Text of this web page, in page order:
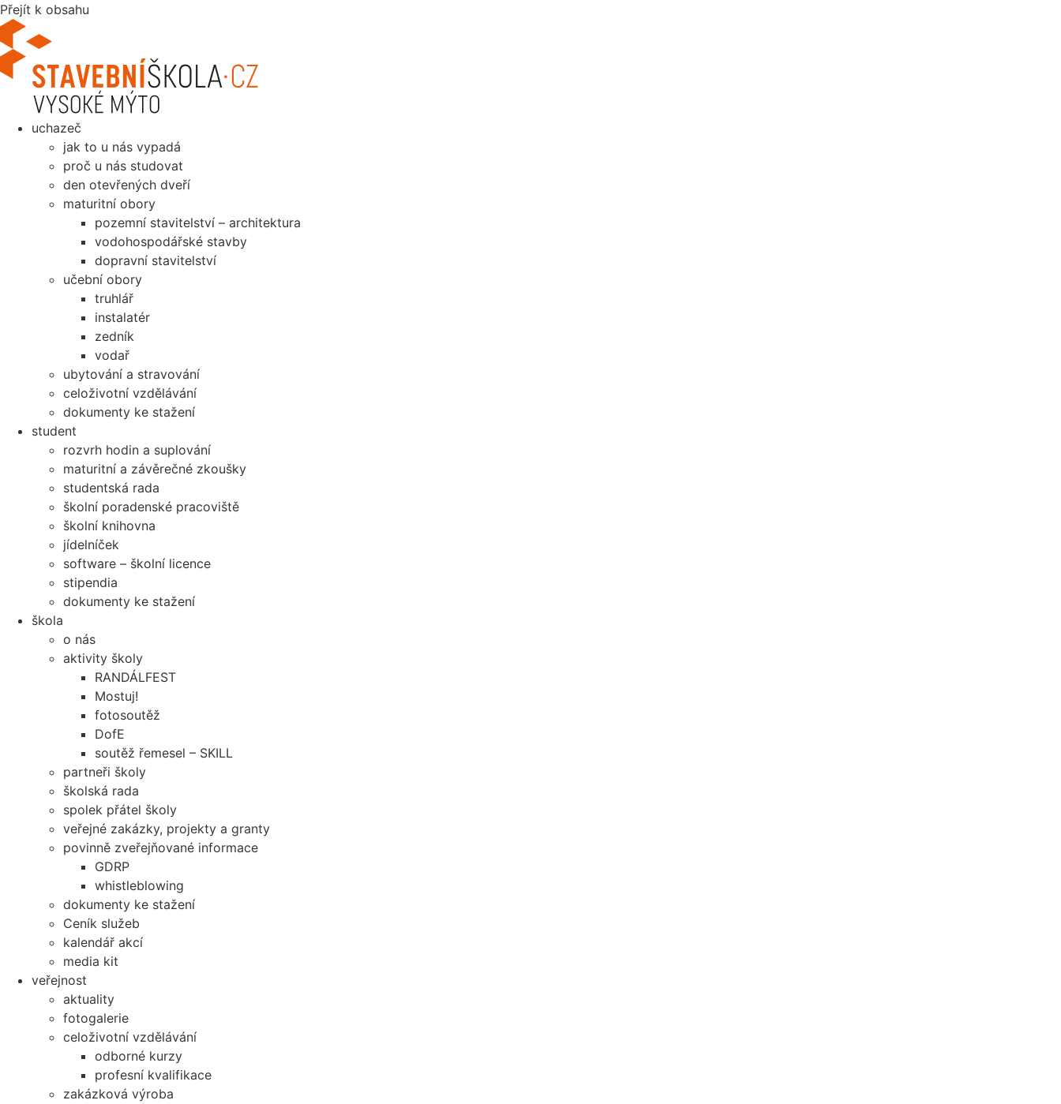
Přejít k obsahu
uchazeč
jak to u nás vypadá
proč u nás studovat
den otevřených dveří
maturitní obory
pozemní stavitelství – architektura
vodohospodářské stavby
dopravní stavitelství
učební obory
truhlář
instalatér
zedník
vodař
ubytování a stravování
celoživotní vzdělávání
dokumenty ke stažení
student
rozvrh hodin a suplování
maturitní a závěrečné zkoušky
studentská rada
školní poradenské pracoviště
školní knihovna
jídelníček
software – školní licence
stipendia
dokumenty ke stažení
škola
o nás
aktivity školy
RANDÁLFEST
Mostuj!
fotosoutěž
DofE
soutěž řemesel – SKILL
partneři školy
školská rada
spolek přátel školy
veřejné zakázky, projekty a granty
povinně zveřejňované informace
GDRP
whistleblowing
dokumenty ke stažení
Ceník služeb
kalendář akcí
media kit
veřejnost
aktuality
fotogalerie
celoživotní vzdělávání
odborné kurzy
profesní kvalifikace
zakázková výroba